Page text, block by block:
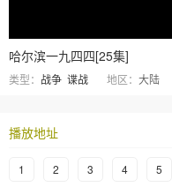
哈尔滨一九四四[25集]
类型： 战争 谍战 地区： 大陆
播放地址
1 2 3 4 5